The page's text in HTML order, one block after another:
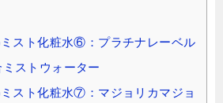
ミスト化粧水⑥：プラチナレーベル
ストウォーター
スト化粧水⑦：マジョリカマジョ